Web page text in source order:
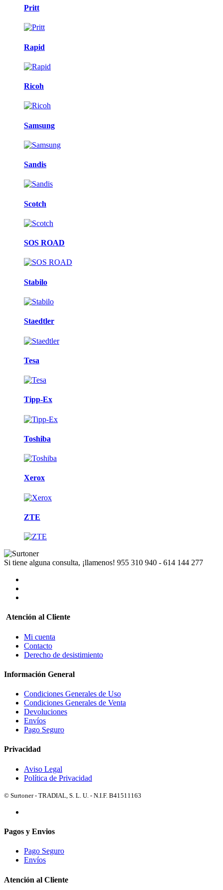
Pritt
Rapid
Ricoh
Samsung
Sandis
Scotch
SOS ROAD
Stabilo
Staedtler
Tesa
Tipp-Ex
Toshiba
Xerox
ZTE
Si tiene alguna consulta, ¡llamenos! 955 310 940 - 614 144 277
Atención al Cliente
Mi cuenta
Contacto
Derecho de desistimiento
Información General
Condiciones Generales de Uso
Condiciones Generales de Venta
Devoluciones
Envíos
Pago Seguro
Privacidad
Aviso Legal
Política de Privacidad
© Surtoner - TRADIAL, S. L. U. - N.I.F. B41511163
Pagos y Envios
Pago Seguro
Envíos
Atención al Cliente